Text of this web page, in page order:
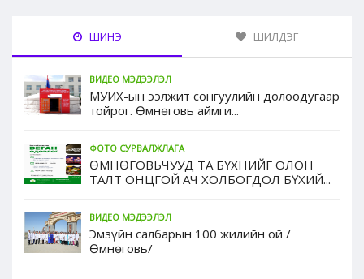
ШИНЭ ШИЛДЭГ
ВИДЕО МЭДЭЭЛЭЛ
МУИХ-ын ээлжит сонгуулийн долоодугаар
тойрог. Өмнөговь аймги...
ФОТО СУРВАЛЖЛАГА
ӨМНӨГОВЬЧУУД ТА БҮХНИЙГ ОЛОН
ТАЛТ ОНЦГОЙ АЧ ХОЛБОГДОЛ БҮХИЙ...
ВИДЕО МЭДЭЭЛЭЛ
Эмзүйн салбарын 100 жилийн ой /
Өмнөговь/